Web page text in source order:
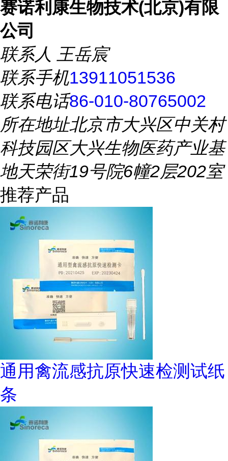
赛诺利康生物技术(北京)有限
公司
联系人 王岳宸
联系手机13911051536
联系电话86-010-80765002
所在地址北京市大兴区中关村
科技园区大兴生物医药产业基
地天荣街19号院6幢2层202室
推荐产品
通用禽流感抗原快速检测试纸
条